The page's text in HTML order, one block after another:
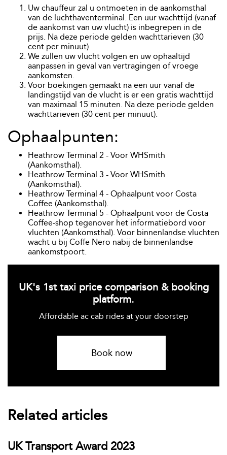
Uw chauffeur zal u ontmoeten in de aankomsthal
van de luchthaventerminal. Een uur wachttijd (vanaf
de aankomst van uw vlucht) is inbegrepen in de
prijs. Na deze periode gelden wachttarieven (30
cent per minuut).
We zullen uw vlucht volgen en uw ophaaltijd
aanpassen in geval van vertragingen of vroege
aankomsten.
Voor boekingen gemaakt na een uur vanaf de
landingstijd van de vlucht is er een gratis wachttijd
van maximaal 15 minuten. Na deze periode gelden
wachttarieven (30 cent per minuut).
Ophaalpunten:
Heathrow Terminal 2 - Voor WHSmith
(Aankomsthal).
Heathrow Terminal 3 - Voor WHSmith
(Aankomsthal).
Heathrow Terminal 4 - Ophaalpunt voor Costa
Coffee (Aankomsthal).
Heathrow Terminal 5 - Ophaalpunt voor de Costa
Coffee-shop tegenover het informatiebord voor
vluchten (Aankomsthal). Voor binnenlandse vluchten
wacht u bij Coffe Nero nabij de binnenlandse
aankomstpoort.
UK's 1st taxi price comparison & booking
platform.
Affordable ac cab rides at your doorstep
Book now
Related articles
UK Transport Award 2023